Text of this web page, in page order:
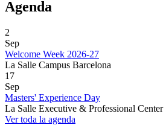
Agenda
2
Sep
Welcome Week 2026-27
La Salle Campus Barcelona
17
Sep
Masters' Experience Day
La Salle Executive & Professional Center
Ver toda la agenda